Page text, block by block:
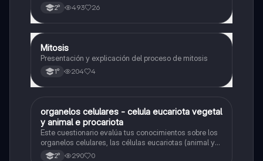
del tiempo.
2° 493 26
Biología
Mitosis
Presentación y explicación del proceso de mitosis
1° 204 4
OBiología
organelos celulares - celula eucariota vegetal
y animal e procariota
Este cuestionario evalúa tus conocimientos sobre los
organelos celulares, las células eucariotas (animal y
vegetal) y las células procariotas.
2° 290 0